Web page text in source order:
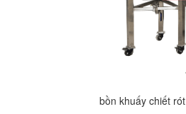
bồn khuấy chiết